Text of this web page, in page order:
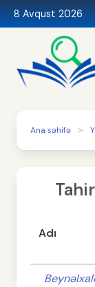
8 Avqust 2026
Ana səhifə
Adı